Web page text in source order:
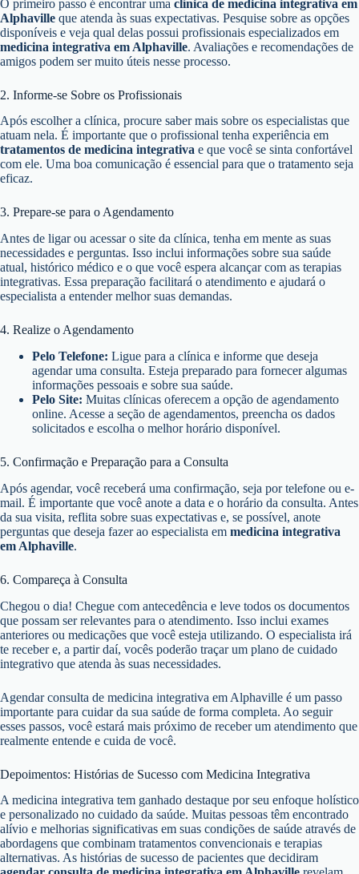
O primeiro passo é encontrar uma clínica de medicina integrativa em
Alphaville que atenda às suas expectativas. Pesquise sobre as opções
disponíveis e veja qual delas possui profissionais especializados em
medicina integrativa em Alphaville. Avaliações e recomendações de
amigos podem ser muito úteis nesse processo.
2. Informe-se Sobre os Profissionais
Após escolher a clínica, procure saber mais sobre os especialistas que
atuam nela. É importante que o profissional tenha experiência em
tratamentos de medicina integrativa e que você se sinta confortável
com ele. Uma boa comunicação é essencial para que o tratamento seja
eficaz.
3. Prepare-se para o Agendamento
Antes de ligar ou acessar o site da clínica, tenha em mente as suas
necessidades e perguntas. Isso inclui informações sobre sua saúde
atual, histórico médico e o que você espera alcançar com as terapias
integrativas. Essa preparação facilitará o atendimento e ajudará o
especialista a entender melhor suas demandas.
4. Realize o Agendamento
Pelo Telefone: Ligue para a clínica e informe que deseja
agendar uma consulta. Esteja preparado para fornecer algumas
informações pessoais e sobre sua saúde.
Pelo Site: Muitas clínicas oferecem a opção de agendamento
online. Acesse a seção de agendamentos, preencha os dados
solicitados e escolha o melhor horário disponível.
5. Confirmação e Preparação para a Consulta
Após agendar, você receberá uma confirmação, seja por telefone ou e-
mail. É importante que você anote a data e o horário da consulta. Antes
da sua visita, reflita sobre suas expectativas e, se possível, anote
perguntas que deseja fazer ao especialista em medicina integrativa
em Alphaville.
6. Compareça à Consulta
Chegou o dia! Chegue com antecedência e leve todos os documentos
que possam ser relevantes para o atendimento. Isso inclui exames
anteriores ou medicações que você esteja utilizando. O especialista irá
te receber e, a partir daí, vocês poderão traçar um plano de cuidado
integrativo que atenda às suas necessidades.
Agendar consulta de medicina integrativa em Alphaville é um passo
importante para cuidar da sua saúde de forma completa. Ao seguir
esses passos, você estará mais próximo de receber um atendimento que
realmente entende e cuida de você.
Depoimentos: Histórias de Sucesso com Medicina Integrativa
A medicina integrativa tem ganhado destaque por seu enfoque holístico
e personalizado no cuidado da saúde. Muitas pessoas têm encontrado
alívio e melhorias significativas em suas condições de saúde através de
abordagens que combinam tratamentos convencionais e terapias
alternativas. As histórias de sucesso de pacientes que decidiram